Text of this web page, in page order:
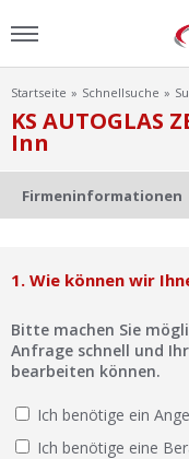
Home
Scheibensuche
FAQ
Lexikon
Startseite Schnellsuche
KS AUTOGLAS
Inn
Firmeninformationen
1. Wie können wir
Bitte machen Sie
Anfrage schnell und
bearbeiten können.
Ich benötige ein
Ich benötige eine